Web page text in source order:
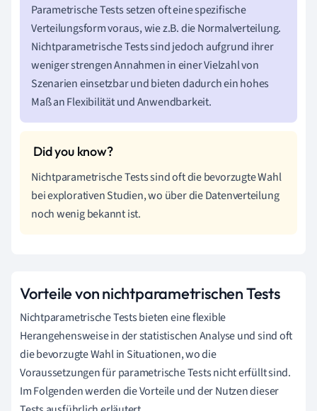
Parametrische Tests setzen oft eine spezifische
Verteilungsform voraus, wie z.B. die Normalverteilung.
Nichtparametrische Tests sind jedoch aufgrund ihrer
weniger strengen Annahmen in einer Vielzahl von
Szenarien einsetzbar und bieten dadurch ein hohes
Maß an Flexibilität und Anwendbarkeit.
Nichtparametrische Tests sind oft die bevorzugte Wahl
bei explorativen Studien, wo über die Datenverteilung
noch wenig bekannt ist.
Vorteile von nichtparametrischen Tests
Nichtparametrische Tests bieten eine flexible
Herangehensweise in der statistischen Analyse und sind oft
die bevorzugte Wahl in Situationen, wo die
Voraussetzungen für parametrische Tests nicht erfüllt sind.
Im Folgenden werden die Vorteile und der Nutzen dieser